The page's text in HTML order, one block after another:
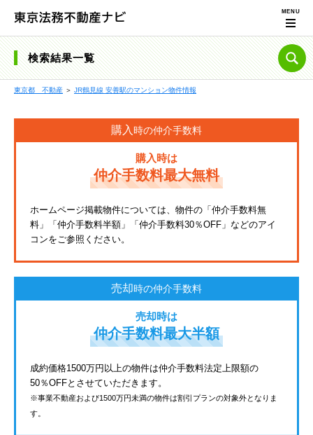
検索結果一覧
東京都 不動産 ＞ JR鶴見線 安善駅のマンション物件情報
購入時の仲介手数料
購入時は
仲介手数料最大無料
ホームページ掲載物件については、物件の「仲介手数料無
料」「仲介手数料半額」「仲介手数料30％OFF」などのアイ
コンをご参照ください。
売却時の仲介手数料
売却時は
仲介手数料最大半額
成約価格1500万円以上の物件は仲介手数料法定上限額の
50％OFFとさせていただきます。
※事業不動産および1500万円未満の物件は割引プランの対象外となりま
す。